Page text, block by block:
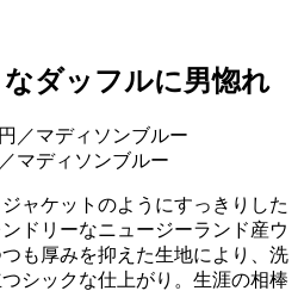
ダッフルに男惚れ
マディソンブルー
ャケットのようにすっきりした
ドリーなニュージーランド産ウ
も厚みを抑えた生地により、洗
シックな仕上がり。生涯の相棒